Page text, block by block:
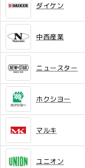
ダイケン
中西産業
ニュースター
ホクシヨー
マルキ
ユニオン